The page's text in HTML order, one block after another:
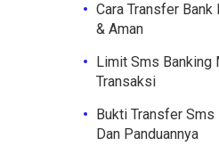
Cara Transfer
& Aman
Limit Sms Banking
Transaksi
Bukti Transfer Sms
Dan Panduannya